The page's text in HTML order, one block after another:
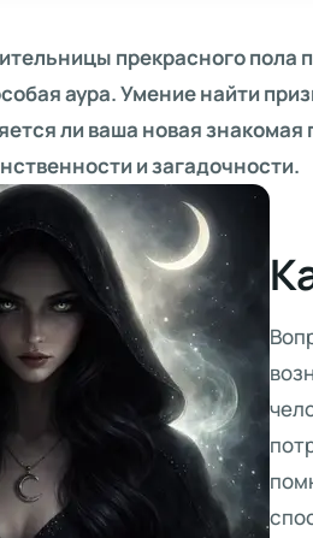
прекрасного
аура. Умение найти
ли ваша новая
и загадочности.